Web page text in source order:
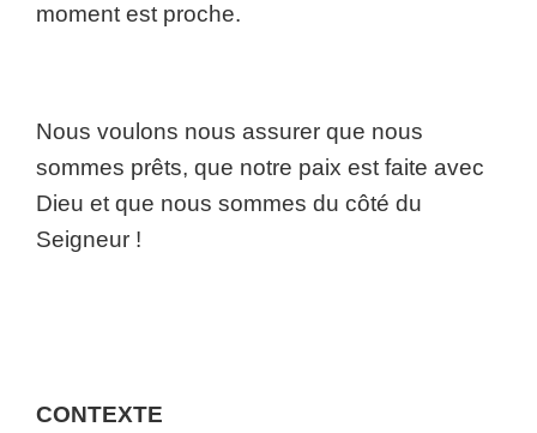
moment est proche.
Nous voulons nous assurer que nous
sommes prêts, que notre paix est faite avec
Dieu et que nous sommes du côté du
Seigneur !
CONTEXTE